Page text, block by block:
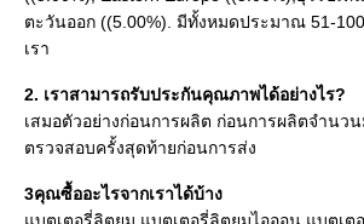
ตะวันออก ((5.00%). มีทั้งหมดประมาณ 51-
เรา
2. เราสามารถรับประกันคุณภาพได้อย่างไร?
เสมอตัวอย่างก่อนการผลิต ก่อนการผลิตจํานว
ตรวจสอบครั้งสุดท้ายก่อนการส่ง
3คุณซื้ออะไรจากเราได้บ้าง
แบตเตอรี่ลิตยูม แบตเตอรี่ลิตยูมไอออน แบตเต